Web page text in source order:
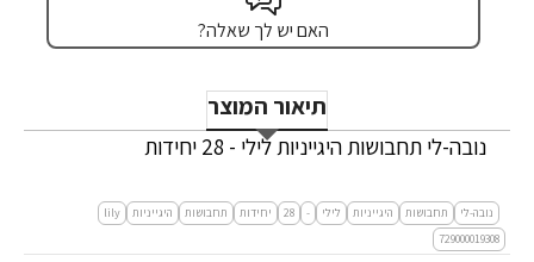
האם יש לך שאלה?
תיאור המוצר
נובה-לי תחבושות היגייניות לילי - 28 יחידות
נובה-לי תחבושות היגייניות לילי -
28 יחידות תחבושות היגייניות
lily
729000019308